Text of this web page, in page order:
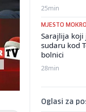
25min
MJESTO
Sarajlija koji
sudaru kod
bolnici
28min
Oglasi za